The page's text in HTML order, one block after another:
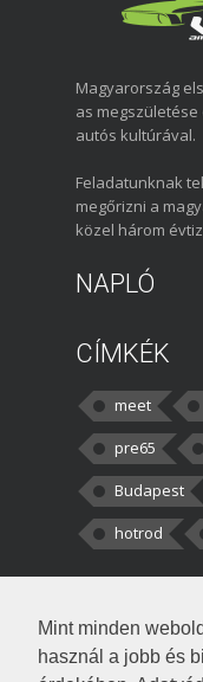
Mint minden
használ a jobb és
Magyarország
as
autós kultúrával.
Feladatunknak
megőrizni a
közel három
NAPLÓ
CÍMKÉK
meet
pre65
Budapest
hotrod
darabbaal